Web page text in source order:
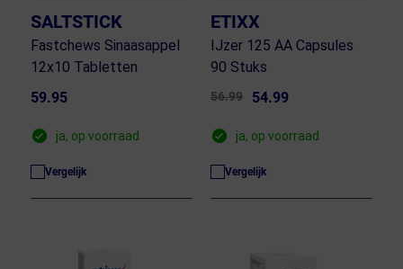
SALTSTICK
Fastchews Sinaasappel
12x10 Tabletten
59.95
ja, op voorraad
Vergelijk
ETIXX
IJzer 125 AA Capsules
90 Stuks
56.99 54.99
ja, op voorraad
Vergelijk